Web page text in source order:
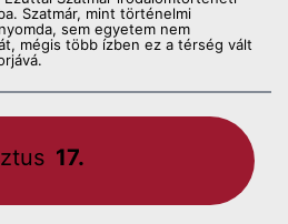
Szatmár, mint történelmi
sem egyetem nem
mégis több ízben ez a térség vált
17.